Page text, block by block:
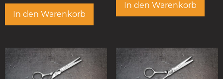
In den Warenkorb
In den Warenkorb